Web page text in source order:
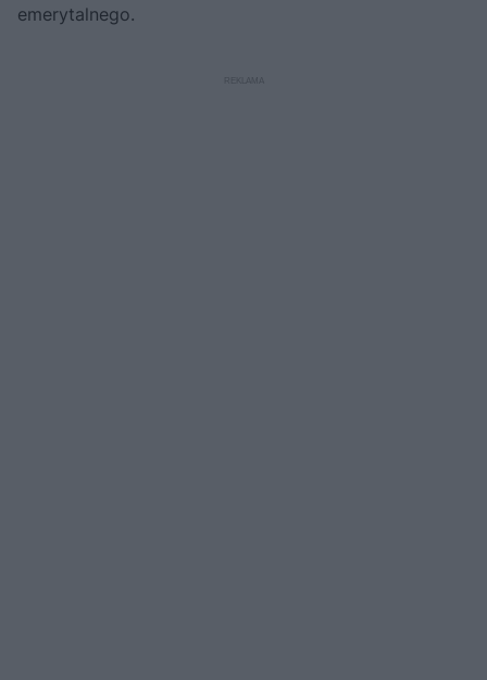
emerytalnego.